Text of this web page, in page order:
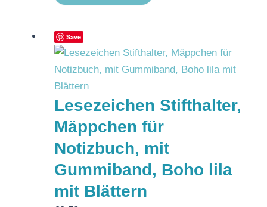
Save
Lesezeichen Stifthalter,
Mäppchen für
Notizbuch, mit
Gummiband, Boho lila
mit Blättern